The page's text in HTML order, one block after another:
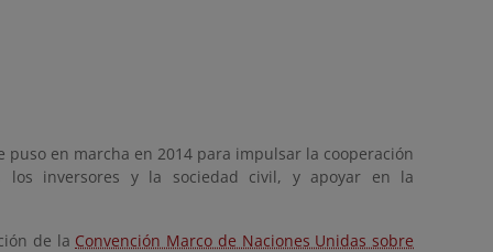
puso en marcha en 2014 para impulsar la cooperación
los inversores y la sociedad civil, y apoyar en la
de la Convención Marco de Naciones Unidas sobre